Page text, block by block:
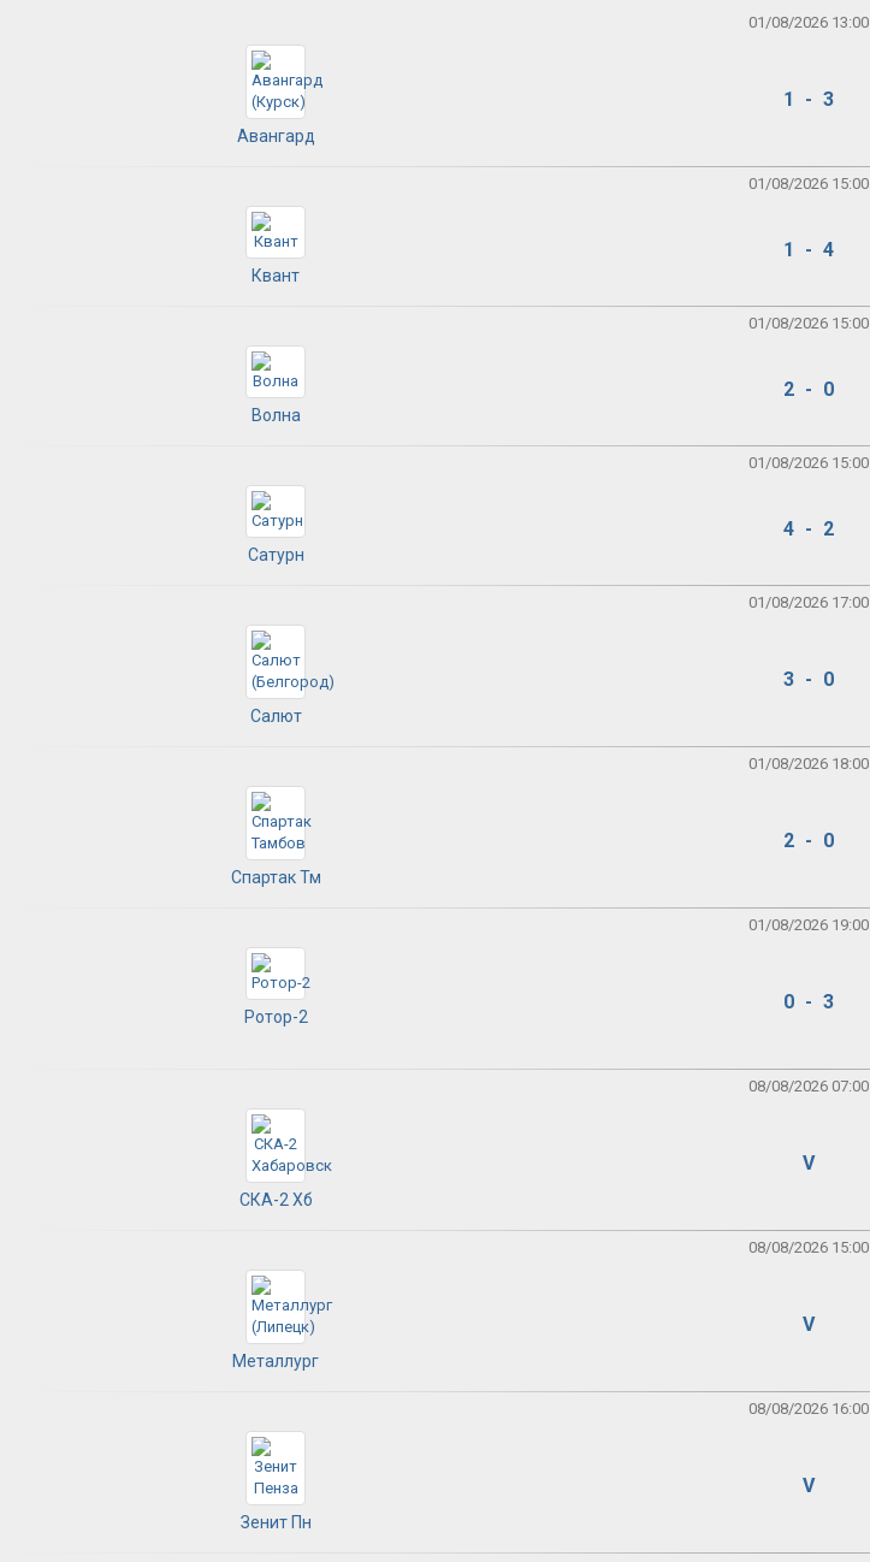
01/08/2026 13:00
Авангард
1 - 3
01/08/2026 15:00
Квант
1 - 4
01/08/2026 15:00
Волна
2 - 0
01/08/2026 15:00
Сатурн
4 - 2
01/08/2026 17:00
Салют
3 - 0
01/08/2026 18:00
Спартак Тм
2 - 0
01/08/2026 19:00
Ротор-2
0 - 3
08/08/2026 07:00
СКА-2 Хб
V
08/08/2026 15:00
Металлург
V
08/08/2026 16:00
Зенит Пн
V